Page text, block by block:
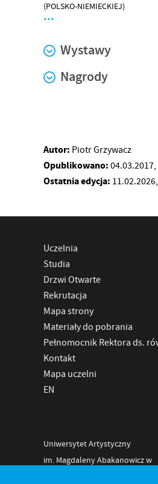
(POLSKO-NIEMIECKIEJ)
…
Wystawy
Nagrody
Autor: Piotr Grzywacz
Opublikowano:
Ostatnia edycja:
Uczelnia
Studia
Drzwi Otwarte
Rekrutacja
Mapa strony
Materiały do pobrania
Pełnomocnik Rektora ds.
Kontakt
Mapa uczelni
EN
Uniwersytet Artystyczny
im. Magdaleny Abakanowicz w